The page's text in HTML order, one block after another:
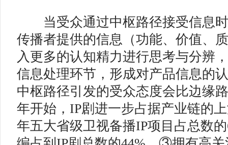
当受众通过中枢路径接受信息时
传播者提供的信息（功能、价值、
入更多的认知精力进行思考与分辨
信息处理环节，形成对产品信息的
中枢路径引发的受众态度会比边缘
年开始，IP剧进一步占据产业链的
年五大省级卫视备播IP项目占总数